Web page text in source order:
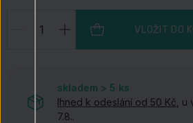
VLOŽIT
skladem > 5 ks
Ihned k odeslání od 50 Kč ,
7.8..